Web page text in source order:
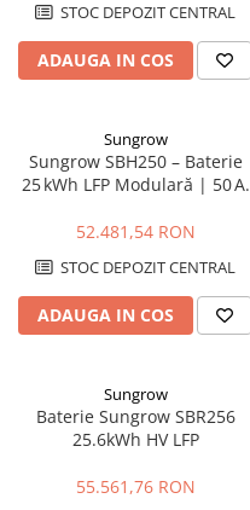
STOC DEPOZIT CENTRAL
ADAUGA IN COS
Sungrow
Sungrow SBH250 – Baterie
25 kWh LFP Modulară | 50 A,
52.481,54 RON
STOC DEPOZIT CENTRAL
ADAUGA IN COS
Sungrow
Baterie Sungrow SBR256
25.6kWh HV LFP
55.561,76 RON